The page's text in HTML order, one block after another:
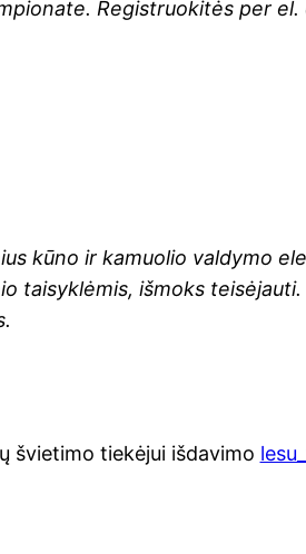
Registruokitės per el.
kūno ir kamuolio valdymo
taisyklėmis, išmoks
švietimo tiekėjui išdavimo